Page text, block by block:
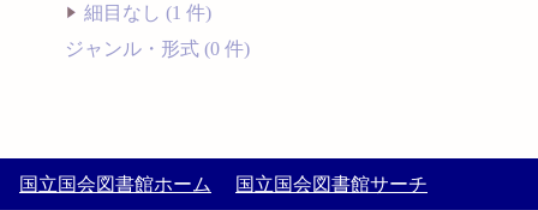
細目なし (1 件)
ジャンル・形式 (0 件)
国立国会図書館ホーム 国立国会図書館サーチ